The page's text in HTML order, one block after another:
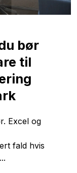
bør
til
Excel og
fald hvis